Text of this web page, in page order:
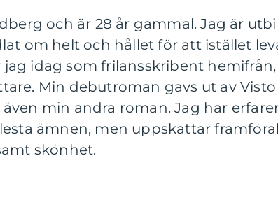
och är 28 år gammal. Jag är
om helt och hållet för att istället
idag som frilansskribent
Min debutroman gavs ut av Visto
min andra roman. Jag har
ämnen, men uppskattar
skönhet.